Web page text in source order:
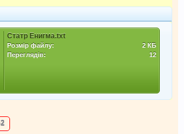
Статр Енигма.txt
Розмір файлу:
2 КБ
Переглядів:
12